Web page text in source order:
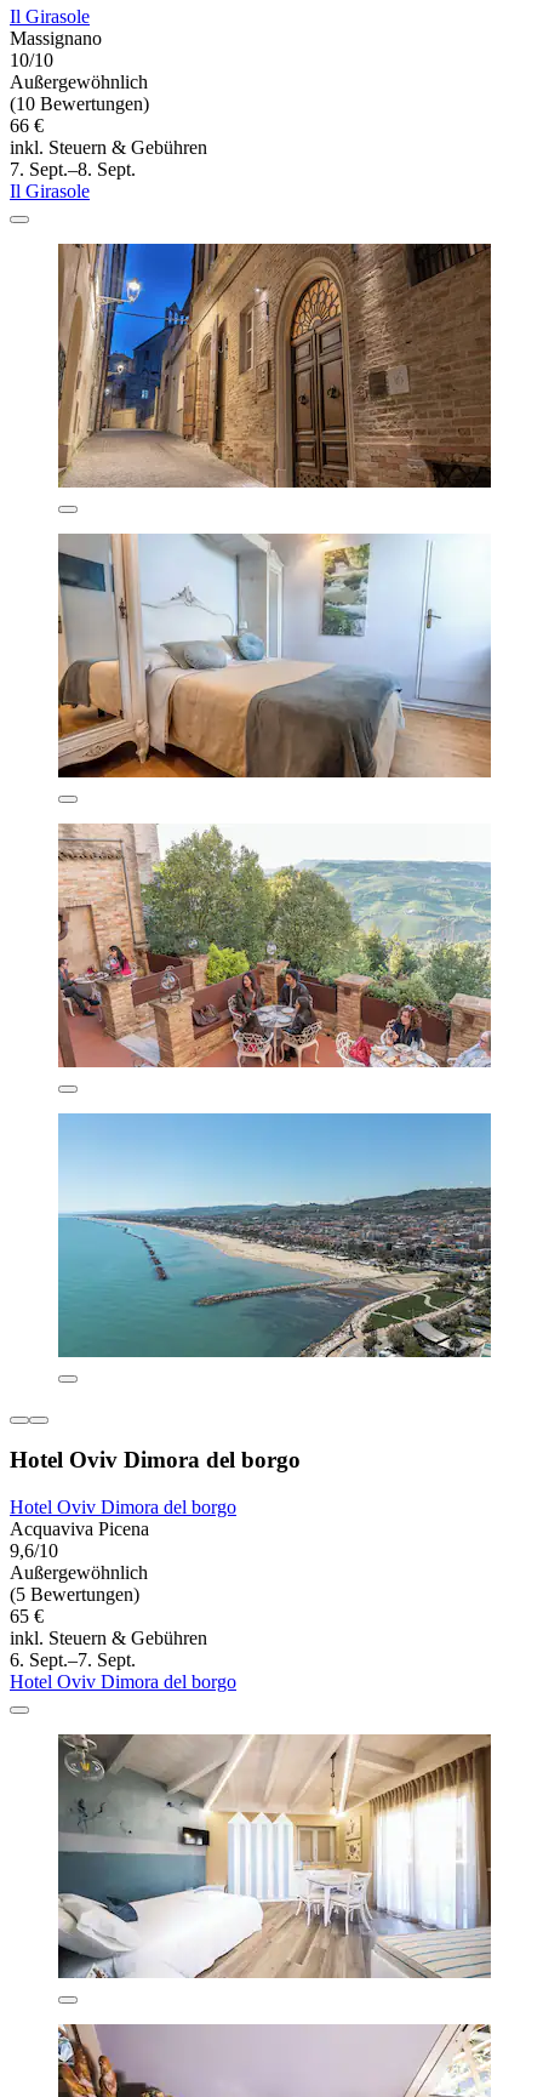
Il Girasole
Massignano
10/10
Außergewöhnlich
(10 Bewertungen)
66 €
inkl. Steuern & Gebühren
7. Sept.–8. Sept.
Il Girasole
Hotel Oviv Dimora del borgo
Hotel Oviv Dimora del borgo
Acquaviva Picena
9,6/10
Außergewöhnlich
(5 Bewertungen)
65 €
inkl. Steuern & Gebühren
6. Sept.–7. Sept.
Hotel Oviv Dimora del borgo